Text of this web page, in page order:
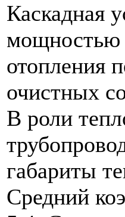
Каскадная
мощностью
отопления
очистных
В роли
габариты
Средний